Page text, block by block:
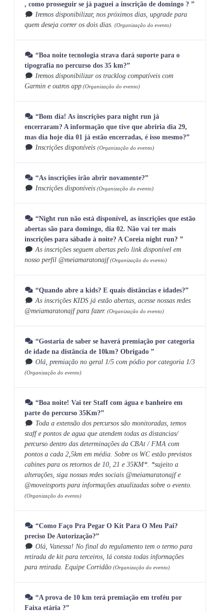
, como prosseguir se já paguei a inscrição de domingo ? ”
Iremos disponibilizar, nos próximos dias, upgrade para
quem deseja correr os dois dias. (Organização do evento)
“Boa noite tecnologia strava dará suporte para o
tipografia no percurso dos 35 km?”
Iremos disponibilizar os tracklog compatíveis com
Garmin e outros app (Organização do evento)
“Bom dia! As inscrições para night run já
encerraram? A informação que tive que abriria dia 29,
mas dia hoje dia 01 já estão encerradas, é isso mesmo?”
Inscrições disponíveis (Organização do evento)
“As inscrições irão abrir novamente?”
Inscrições disponíveis(Organização do evento)
“Night run não está disponível, as inscrições que estão
abertas são para domingo, dia 02. Não vai ter mais
inscrições para sábado à noite? A Coreia night run? ”
As inscrições seguem abertas pelo link disponível em
nosso perfil @meiamaratonajf(Organização do evento)
“Quando abre a kids? E quais distâncias e idades?”
As inscrições KIDS já estão abertas, acesse nossas redes
@meiamaratonajf para fazer. (Organização do evento)
“Gostaria de saber se haverá premiação por categoria
de idade na distância de 10km? Obrigado ”
Olá, premiação no geral 1/5 com pódio por categoria 1/3
(Organização do evento)
“Boa noite! Vai ter Staff com água e banheiro em
parte do percurso 35Km?”
Toda a extensão dos percursos são monitoradas, temos
staff e pontos de agua que atendem todas as distancias/
percurso dentro das determinações da CBAt / FMA com
pontos a cada 2,5km em média. Sobre os WC estão previstos
cabines para os retornos de 10, 21 e 35KM*. *sujeito a
alterações, siga nossas redes sociais @meiamaratonajf e
@moveitsports para informações atualizadas sobre o evento.
(Organização do evento)
“Como Faço Pra Pegar O Kit Para O Meu Pai?
preciso De Autorização?”
Olá, Vanessa! No final do regulamento tem o termo para
retirada de kit para terceiros, lá consta todas informações
para retirada. Equipe Corridão (Organização do evento)
“A prova de 10 km terá premiação em troféu por
Faixa etária ?”